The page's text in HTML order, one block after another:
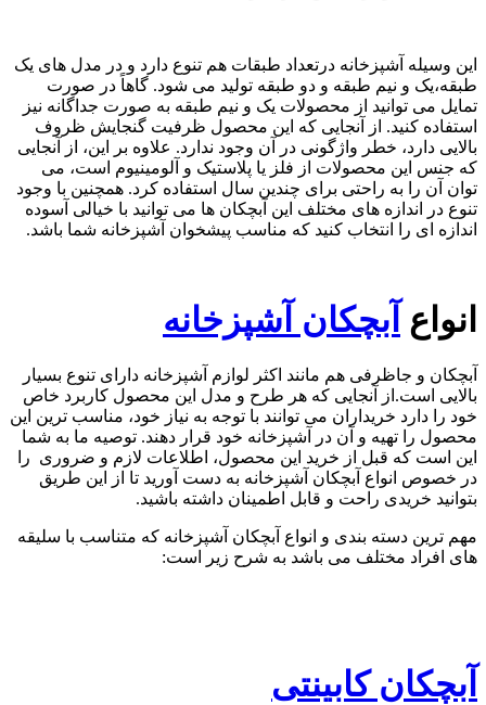
این وسیله آشپزخانه درتعداد طبقات هم تنوع دارد و در مدل های یک
طبقه،یک و نیم طبقه و دو طبقه تولید می شود. گاهاً در صورت
تمایل می توانید از محصولات یک و نیم طبقه به صورت جداگانه نیز
استفاده کنید. از آنجایی که این محصول ظرفیت گنجایش ظروف
بالایی دارد، خطر واژگونی در آن وجود ندارد. علاوه بر این، از آنجایی
که جنس این محصولات از فلز یا پلاستیک و آلومینیوم است، می
توان آن را به راحتی برای چندین سال استفاده کرد. همچنین با وجود
تنوع در اندازه های مختلف این آبچکان ها می توانید با خیالی آسوده
اندازه ای را انتخاب کنید که مناسب پیشخوان آشپزخانه شما باشد.
انواع آبچکان آشپزخانه
آبچکان و جاظرفی هم مانند اکثر لوازم آشپزخانه دارای تنوع بسیار
بالایی است.از آنجایی که هر طرح و مدل این محصول کاربرد خاص
خود را دارد خریداران می توانند با توجه به نیاز خود، مناسب ترین این
محصول را تهیه و آن در آشپزخانه خود قرار دهند. توصیه ما به شما
این است که قبل از خرید این محصول، اطلاعات لازم و ضروری را
در خصوص انواع آبچکان آشپزخانه به دست آورید تا از این طریق
بتوانید خریدی راحت و قابل اطمینان داشته باشید.
مهم ترین دسته بندی و انواع آبچکان آشپزخانه که متناسب با سلیقه
های افراد مختلف می باشد به شرح زیر است:
آبچکان کابینتی